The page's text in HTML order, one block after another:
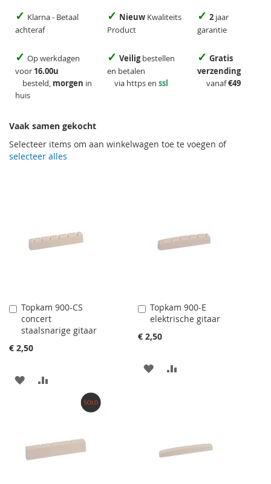
✓ Klarna - Betaal
achteraf
✓ Nieuw Kwaliteits
Product
✓ 2 jaar
garantie
✓ Op werkdagen
voor 16.00u
besteld, morgen in
huis
✓ Veiligbestellen
en betalen
via https en ssl
✓ Gratis
verzending
vanaf€49
Vaak samen gekocht
Selecteer items om aan winkelwagen toe te voegen of
selecteer alles
Topkam 900-CS
concert
staalsnarige gitaar
€ 2,50
Aan
winkelwagen
toevoegen
AAN
VERLANGLIJST
TE
Topkam 900-E
elektrische gitaar
€ 2,50
Aan
winkelwagen
toevoegen
AAN
VERGELIJKEN